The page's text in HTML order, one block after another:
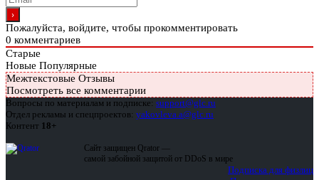
Пожалуйста, войдите, чтобы прокомментировать
0 комментариев
Старые
Новые Популярные
Межтекстовые Отзывы
Посмотреть все комментарии
Вопросы по материалам и подписке: support@glc.ru
Отдел рекламы и спецпроектов: yakovleva.a@glc.ru
Контент 18+
Сайт защищен Qrator —
самой забойной защитой от DDoS в мире
Подписка для физлиц